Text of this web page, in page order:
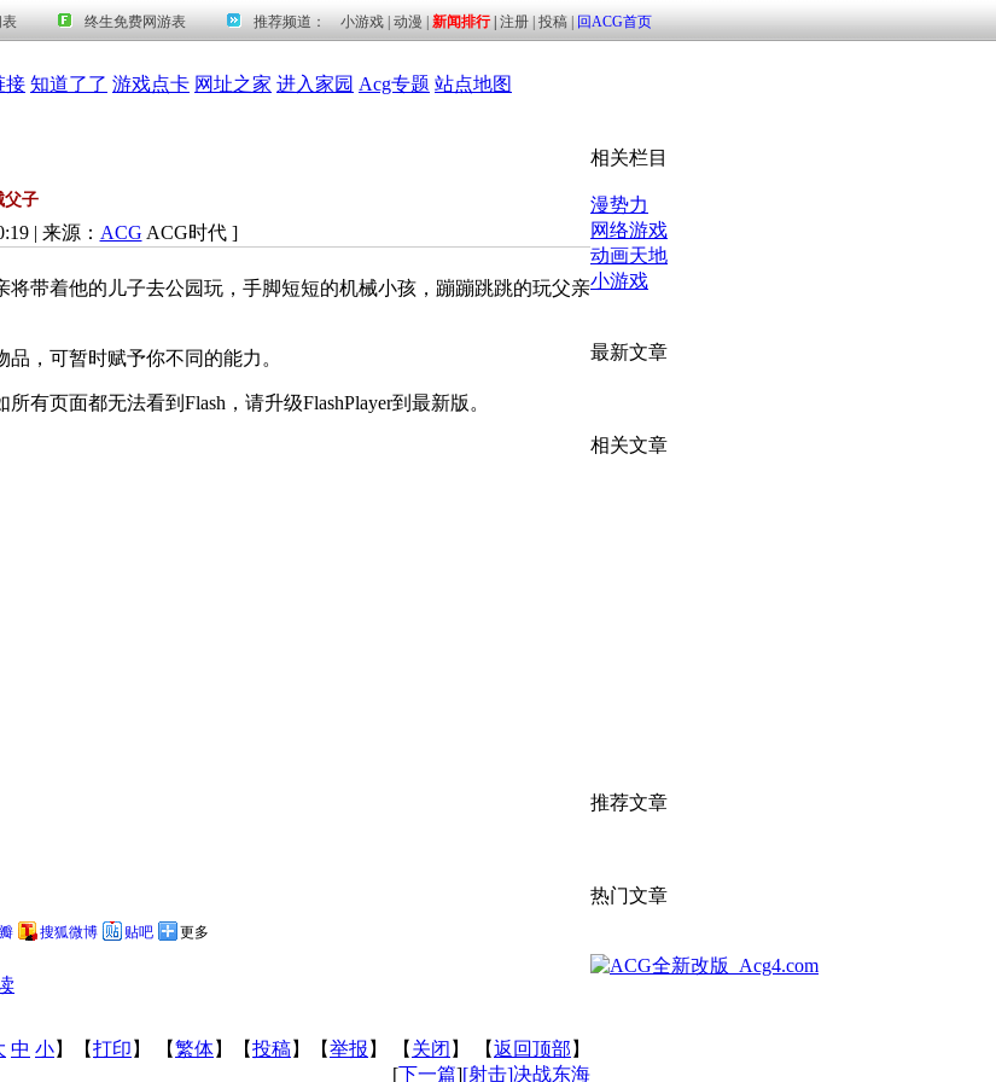
接 知道了了 游戏点卡 网址之家 进入家园 Acg专题 站点地图
父子
| 来源： ACG ACG时代 ]
着他的儿子去公园玩，手脚短短的机械小孩，蹦蹦跳跳的玩父亲
，可暂时赋予你不同的能力。
页面都无法看到Flash，请升级FlashPlayer到最新版。
搜狐微博 贴吧 更多
中 小】【打印 】 【繁体】【投稿】【举报 】 【 关闭 】 【返回顶部 】
[下一篇][射击]决战东海
相关栏目
漫势力
网络游戏
动画天地
小游戏
最新文章
相关文章
推荐文章
热门文章